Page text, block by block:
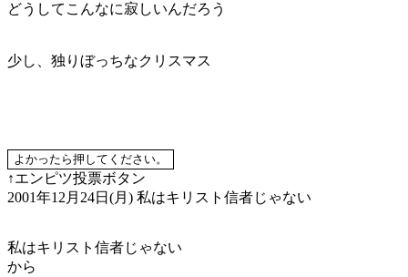
どうしてこんなに寂しいんだろう
少し、独りぼっちなクリスマス
↑エンピツ投票ボタン
2001年12月24日(月) 私はキリスト信者じゃない
私はキリスト信者じゃない
から